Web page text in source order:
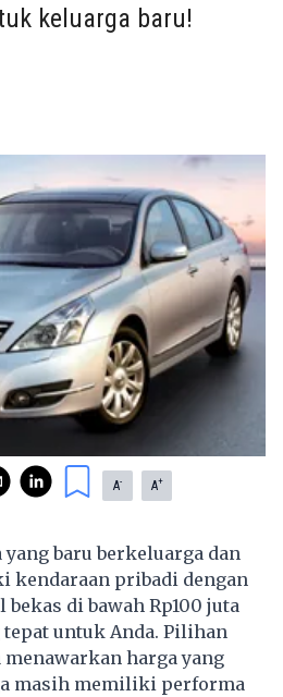
keluarga baru!
A- A+
yang baru berkeluarga dan
kendaraan pribadi dengan
di bawah Rp100 juta
untuk Anda. Pilihan
harga yang
masih memiliki performa